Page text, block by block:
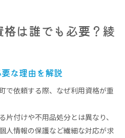
前に確認したい資格情報
の資格が重要な理由
理の安心感に直結する仕組み
資格と許認可の違いを知る
るための許認可とは
な許認可とその役割
は誰でも必要？綾
な理由を解説
で依頼する際、なぜ利用資格が重
付けや不用品処分とは異なり、
人情報の保護など繊細な対応が求